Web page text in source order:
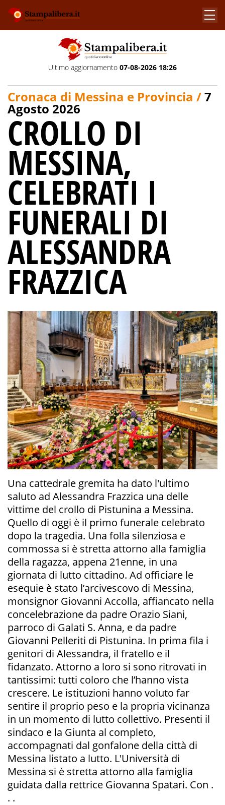
Ultimo aggiornamento 07-08-2026 18:26
Cronaca di Messina e Provincia /7
Agosto 2026
CROLLO DI
MESSINA,
CELEBRATI I
FUNERALI DI
ALESSANDRA
FRAZZICA
Una cattedrale gremita ha dato l'ultimo
saluto ad Alessandra Frazzica una delle
vittime del crollo di Pistunina a Messina.
Quello di oggi è il primo funerale celebrato
dopo la tragedia. Una folla silenziosa e
commossa si è stretta attorno alla famiglia
della ragazza, appena 21enne, in una
giornata di lutto cittadino. Ad officiare le
esequie è stato l’arcivescovo di Messina,
monsignor Giovanni Accolla, affiancato nella
concelebrazione da padre Orazio Siani,
parroco di Galati S. Anna, e da padre
Giovanni Pelleriti di Pistunina. In prima fila i
genitori di Alessandra, il fratello e il
fidanzato. Attorno a loro si sono ritrovati in
tantissimi: tutti coloro che l’hanno vista
crescere. Le istituzioni hanno voluto far
sentire il proprio peso e la propria vicinanza
in un momento di lutto collettivo. Presenti il
sindaco e la Giunta al completo,
accompagnati dal gonfalone della città di
Messina listato a lutto. L'Università di
Messina si è stretta attorno alla famiglia
guidata dalla rettrice Giovanna Spatari. Con .
. .